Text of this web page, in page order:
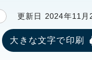
更新日 2024年11月
大きな文字で印刷